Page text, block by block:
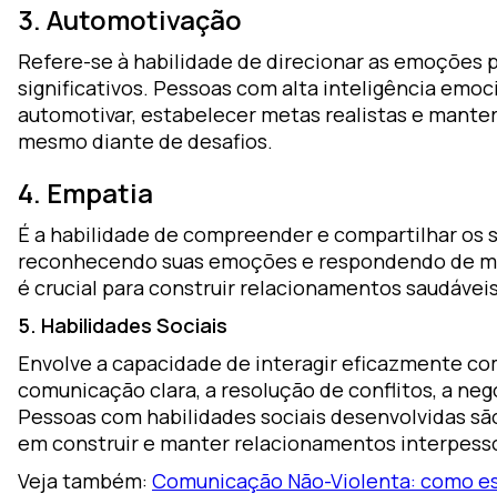
3. Automotivação
Refere-se à habilidade de direcionar as emoções
significativos. Pessoas com alta inteligência
automotivar, estabelecer metas realistas e
mesmo diante de desafios.
4. Empatia
É a habilidade de compreender e compartilhar os
reconhecendo suas emoções e respondendo de
é crucial para construir relacionamentos
5. Habilidades Sociais
Envolve a capacidade de interagir eficazmente
comunicação clara, a resolução de conflitos, a
Pessoas com habilidades sociais desenvolvidas
em construir e manter relacionamentos
Veja também: Comunicação Não-Violenta: como